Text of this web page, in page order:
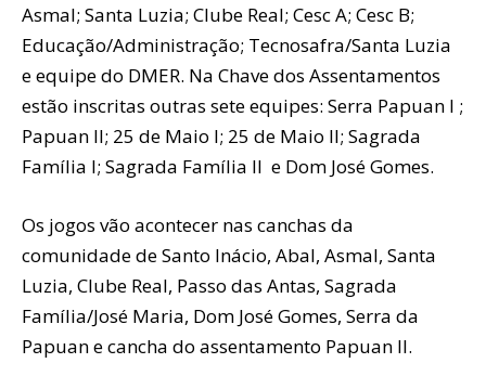
Asmal; Santa Luzia; Clube Real; Cesc A; Cesc B;
Educação/Administração; Tecnosafra/Santa Luzia
e equipe do DMER. Na Chave dos Assentamentos
estão inscritas outras sete equipes: Serra Papuan I ;
Papuan II; 25 de Maio I; 25 de Maio II; Sagrada
Família I; Sagrada Família II e Dom José Gomes.
Os jogos vão acontecer nas canchas da
comunidade de Santo Inácio, Abal, Asmal, Santa
Luzia, Clube Real, Passo das Antas, Sagrada
Família/José Maria, Dom José Gomes, Serra da
Papuan e cancha do assentamento Papuan II.